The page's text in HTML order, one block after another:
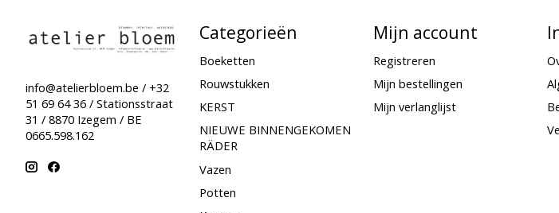
info@atelierbloem.be / +32
51 69 64 36 / Stationsstraat
31 / 8870 Izegem / BE
0665.598.162
Categorieën
Boeketten
Rouwstukken
KERST
NIEUWE BINNENGEKOMEN
RÄDER
Vazen
Potten
Mijn account
Registreren
Mijn bestellingen
Mijn verlanglijst